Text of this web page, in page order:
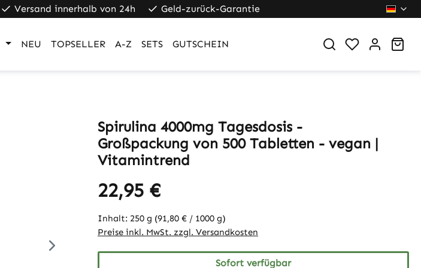
Versand innerhalb von 24h Geld-zurück-Garantie
NEU TOPSELLER A-Z SETS GUTSCHEIN
Spirulina 4000mg Tagesdosis -
Großpackung von 500 Tabletten - vegan |
Vitamintrend
22,95 €
Inhalt: 250 g (91,80 € / 1000 g)
Preise inkl. MwSt. zzgl. Versandkosten
Sofort verfügbar